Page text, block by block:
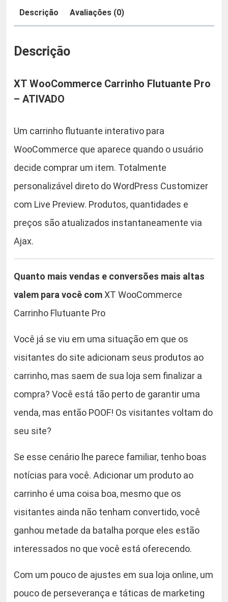
4
8
,
9
0
9
e
r
r
n
o
F
l
t
u
a
e
P
r
q
a
n
t
d
a
e
Descrição Avaliações (0)
Descrição
XT WooCommerce Carrinho Flutuante Pro
– ATIVADO
Um carrinho flutuante interativo para
WooCommerce que aparece quando o usuário
decide comprar um item. Totalmente
personalizável direto do WordPress Customizer
com Live Preview. Produtos, quantidades e
preços são atualizados instantaneamente via
Ajax.
Quanto mais vendas e conversões mais altas
valem para você comXT WooCommerce
Carrinho Flutuante Pro
Você já se viu em uma situação em que os
visitantes do site adicionam seus produtos ao
carrinho, mas saem de sua loja sem finalizar a
compra? Você está tão perto de garantir uma
venda, mas então POOF! Os visitantes voltam do
seu site?
Se esse cenário lhe parece familiar, tenho boas
notícias para você. Adicionar um produto ao
carrinho é uma coisa boa, mesmo que os
visitantes ainda não tenham convertido, você
ganhou metade da batalha porque eles estão
interessados ​​no que você está oferecendo.
Com um pouco de ajustes em sua loja online, um
pouco de perseverança e táticas de marketing